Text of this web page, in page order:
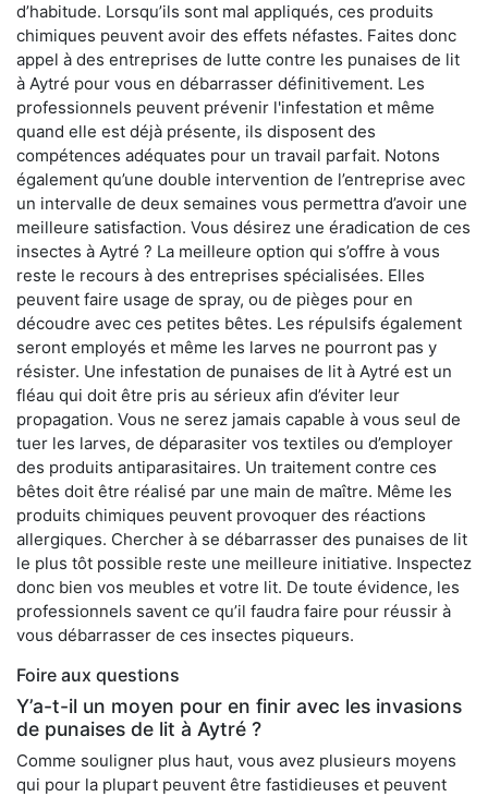
d’habitude. Lorsqu’ils sont mal appliqués, ces produits
chimiques peuvent avoir des effets néfastes. Faites donc
appel à des entreprises de lutte contre les punaises de lit
à Aytré pour vous en débarrasser définitivement. Les
professionnels peuvent prévenir l'infestation et même
quand elle est déjà présente, ils disposent des
compétences adéquates pour un travail parfait. Notons
également qu’une double intervention de l’entreprise avec
un intervalle de deux semaines vous permettra d’avoir une
meilleure satisfaction. Vous désirez une éradication de ces
insectes à Aytré ? La meilleure option qui s’offre à vous
reste le recours à des entreprises spécialisées. Elles
peuvent faire usage de spray, ou de pièges pour en
découdre avec ces petites bêtes. Les répulsifs également
seront employés et même les larves ne pourront pas y
résister. Une infestation de punaises de lit à Aytré est un
fléau qui doit être pris au sérieux afin d’éviter leur
propagation. Vous ne serez jamais capable à vous seul de
tuer les larves, de déparasiter vos textiles ou d’employer
des produits antiparasitaires. Un traitement contre ces
bêtes doit être réalisé par une main de maître. Même les
produits chimiques peuvent provoquer des réactions
allergiques. Chercher à se débarrasser des punaises de lit
le plus tôt possible reste une meilleure initiative. Inspectez
donc bien vos meubles et votre lit. De toute évidence, les
professionnels savent ce qu’il faudra faire pour réussir à
vous débarrasser de ces insectes piqueurs.
Foire aux questions
Y’a-t-il un moyen pour en finir avec les invasions
de punaises de lit à Aytré ?
Comme souligner plus haut, vous avez plusieurs moyens
qui pour la plupart peuvent être fastidieuses et peuvent